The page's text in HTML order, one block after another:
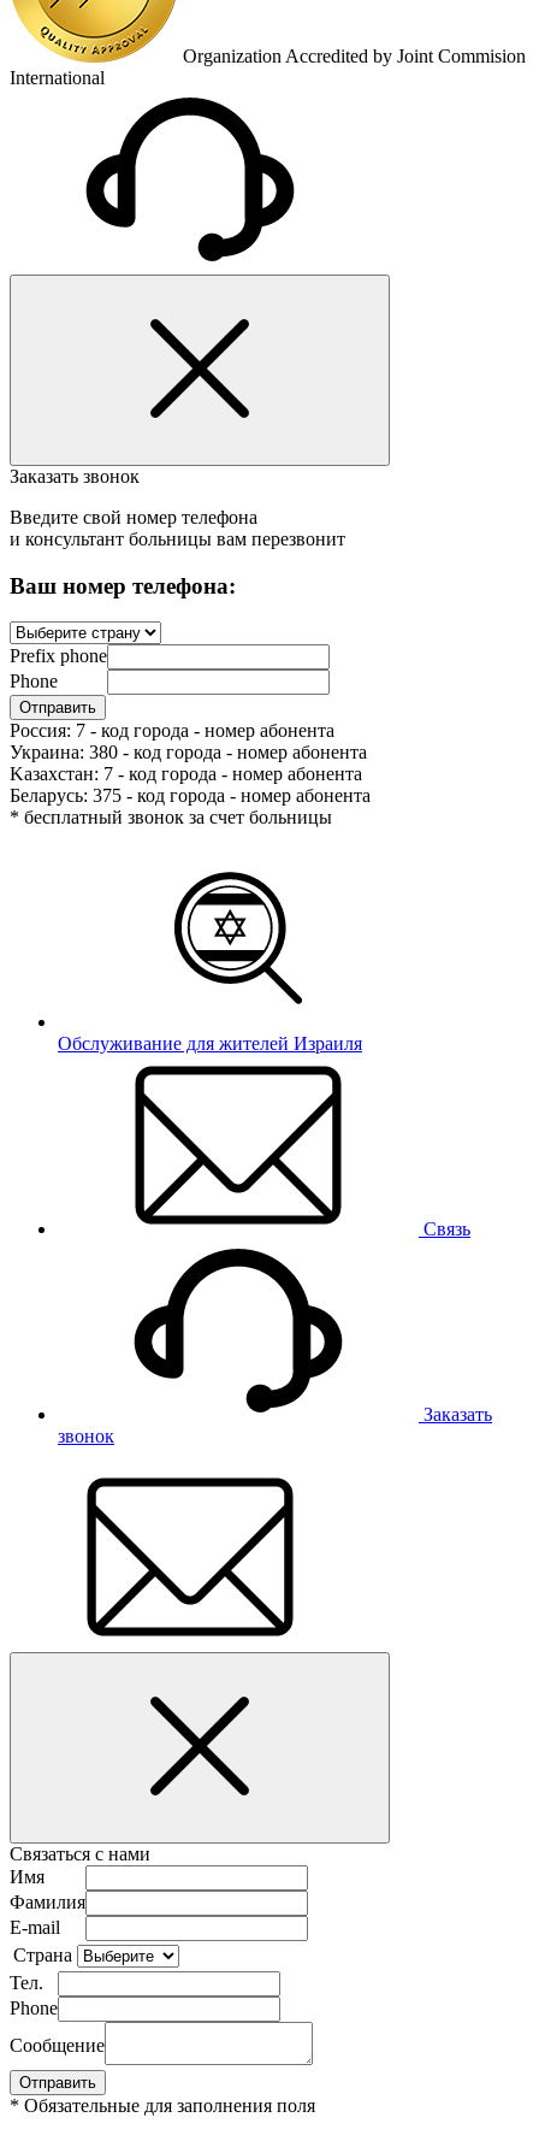
Organization Accredited by Joint Commision
International
Заказать звонок
Введите свой номер телефона
и консультант больницы вам перезвонит
Ваш номер телефона:
Prefix phone
Phone
Россия: 7 - код города - номер абонента
Украина: 380 - код города - номер абонента
Kазахстан: 7 - код города - номер абонента
Беларусь: 375 - код города - номер абонента
* бесплатный звонок за счет больницы
Обслуживание для жителей Израиля
Связь
Заказать
звонок
Связаться с нами
Имя
Фамилия
E-mail
Страна
Тел.
Phone
Сообщение
* Обязательные для заполнения поля